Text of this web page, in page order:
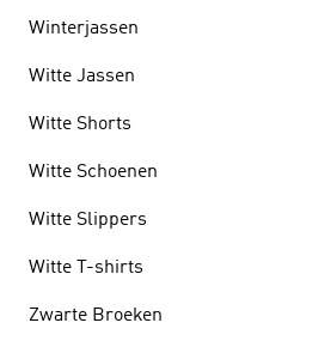
Winterjassen
Witte Jassen
Witte Shorts
Witte Schoenen
Witte Slippers
Witte T-shirts
Zwarte Broeken